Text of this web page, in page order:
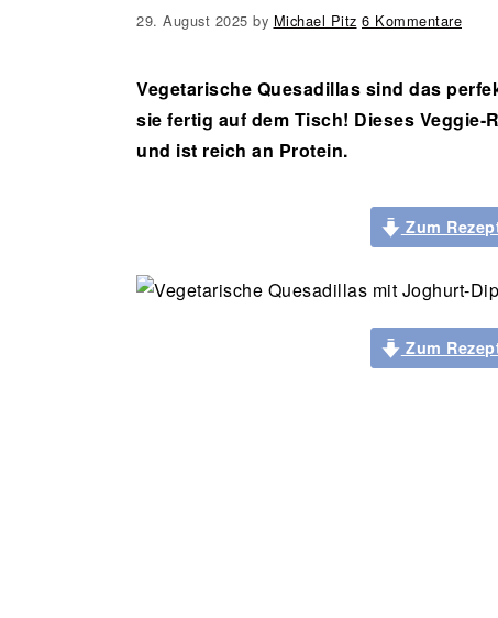
29. August 2025 by Michael Pitz 6 Kommentare
Vegetarische Quesadillas sind das
sie fertig auf dem Tisch! Dieses
und ist reich an Protein.
Zum
Zum